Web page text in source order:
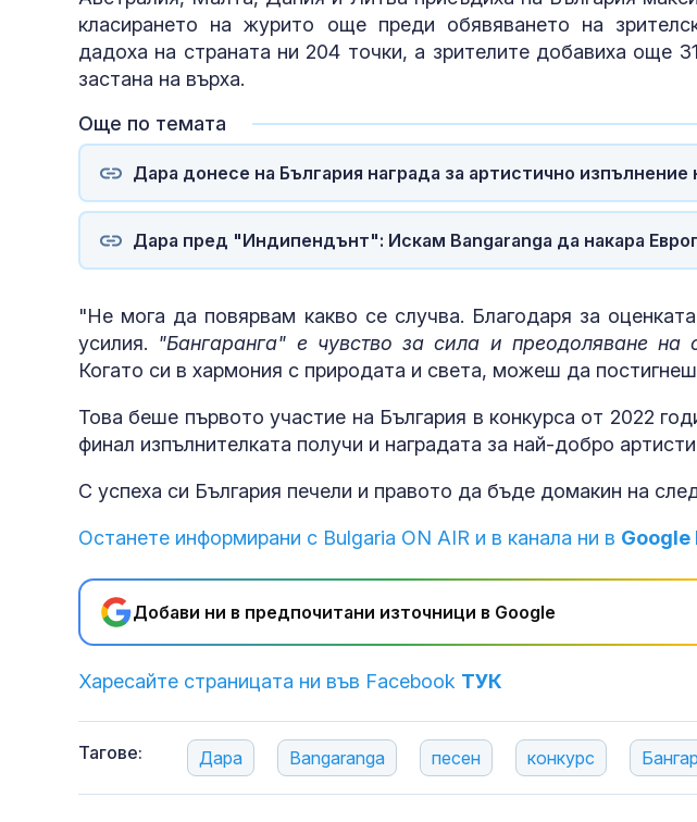
класирането на журито още преди обявяването на
дадоха на страната ни 204 точки, а зрителите добавиха още
застана на върха.
Още по темата
Дара донесе на България награда за артистично изпълнение
Дара пред "Индипендънт": Искам Bangaranga да накара
"Не мога да повярвам какво се случва. Благодаря за
усилия. "Бангаранга" е чувство за сила и преодоляване на
Когато си в хармония с природата и света, можеш да
Това беше първото участие на България в конкурса от 2022
финал изпълнителката получи и наградата за най-добро
С успеха си България печели и правото да бъде домакин на
Останете информирани с Bulgaria ON AIR и в канала ни в Google
Добави ни в предпочитани източници в Google
Харесайте страницата ни във Facebook ТУК
Тагове: Дара Bangaranga песен конкурс